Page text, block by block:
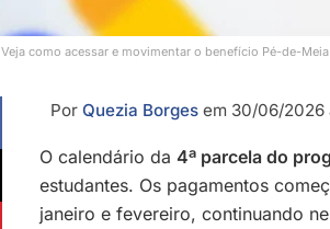
Veja como acessar e movimentar o benefício Pé-de-
Por Quezia Borges em 30/06/2026
O calendário da 4ª parcela do
estudantes. Os pagamentos
janeiro e fevereiro, continuando